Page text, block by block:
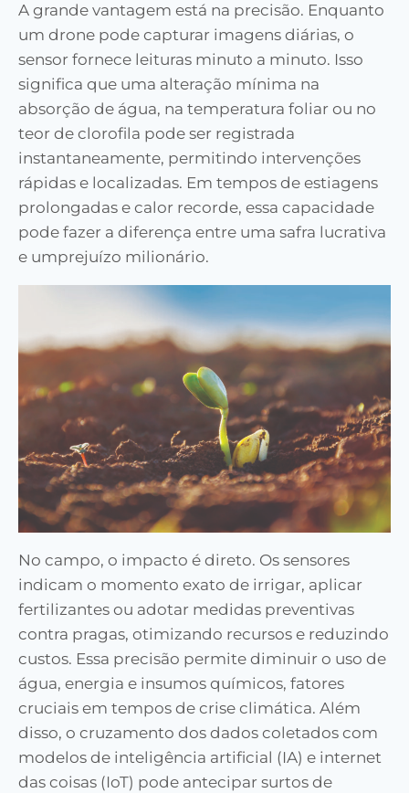
A grande vantagem está na precisão. Enquanto
um drone pode capturar imagens diárias, o
sensor fornece leituras minuto a minuto. Isso
significa que uma alteração mínima na
absorção de água, na temperatura foliar ou no
teor de clorofila pode ser registrada
instantaneamente, permitindo intervenções
rápidas e localizadas. Em tempos de estiagens
prolongadas e calor recorde, essa capacidade
pode fazer a diferença entre uma safra lucrativa
e umprejuízo milionário.
No campo, o impacto é direto. Os sensores
indicam o momento exato de irrigar, aplicar
fertilizantes ou adotar medidas preventivas
contra pragas, otimizando recursos e reduzindo
custos. Essa precisão permite diminuir o uso de
água, energia e insumos químicos, fatores
cruciais em tempos de crise climática. Além
disso, o cruzamento dos dados coletados com
modelos de inteligência artificial (IA) e internet
das coisas (IoT) pode antecipar surtos de